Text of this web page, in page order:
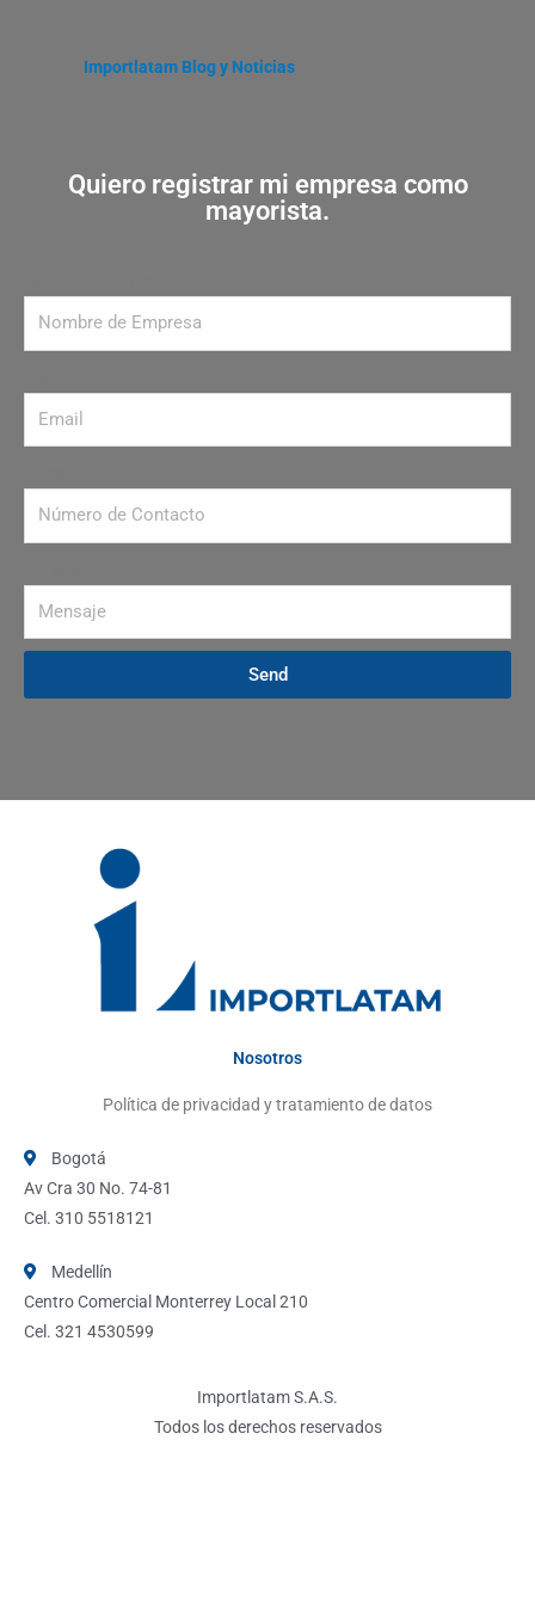
Importlatam Blog y Noticias
Quiero registrar mi empresa como
mayorista.
Send
Nosotros
Política de privacidad y tratamiento de datos
Bogotá
Av Cra 30 No. 74-81
Cel. 310 5518121
Medellín
Centro Comercial Monterrey Local 210
Cel. 321 4530599
Importlatam S.A.S.
Todos los derechos reservados